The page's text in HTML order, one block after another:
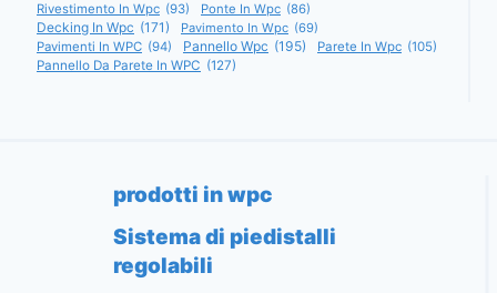
Rivestimento In Wpc (93) Ponte In Wpc (86)
Decking In Wpc (171) Pavimento In Wpc (69)
Pavimenti In WPC (94) Pannello Wpc (195) Parete In Wpc (105)
Pannello Da Parete In WPC (127)
prodotti in wpc
Sistema di piedistalli
regolabili